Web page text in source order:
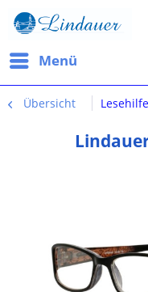
Menü
Übersicht